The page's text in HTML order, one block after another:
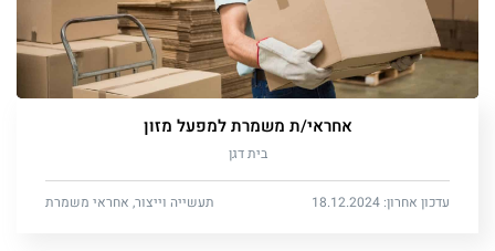
אחראי/ת משמרת למפעל מזון
בית דגן
עדכון אחרון: 18.12.2024 תעשייה וייצור, אחראי משמרת